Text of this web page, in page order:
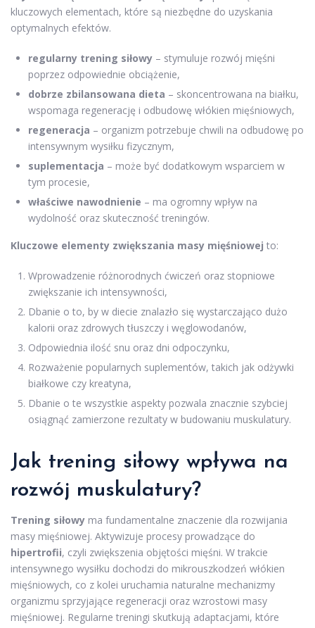
kluczowych elementach, które są niezbędne do uzyskania
optymalnych efektów.
regularny trening siłowy – stymuluje rozwój mięśni
poprzez odpowiednie obciążenie,
dobrze zbilansowana dieta – skoncentrowana na białku,
wspomaga regenerację i odbudowę włókien mięśniowych,
regeneracja – organizm potrzebuje chwili na odbudowę po
intensywnym wysiłku fizycznym,
suplementacja – może być dodatkowym wsparciem w
tym procesie,
właściwe nawodnienie – ma ogromny wpływ na
wydolność oraz skuteczność treningów.
Kluczowe elementy zwiększania masy mięśniowej to:
Wprowadzenie różnorodnych ćwiczeń oraz stopniowe
zwiększanie ich intensywności,
Dbanie o to, by w diecie znalazło się wystarczająco dużo
kalorii oraz zdrowych tłuszczy i węglowodanów,
Odpowiednia ilość snu oraz dni odpoczynku,
Rozważenie popularnych suplementów, takich jak odżywki
białkowe czy kreatyna,
Dbanie o te wszystkie aspekty pozwala znacznie szybciej
osiągnąć zamierzone rezultaty w budowaniu muskulatury.
Jak trening siłowy wpływa na
rozwój muskulatury?
Trening siłowy ma fundamentalne znaczenie dla rozwijania
masy mięśniowej. Aktywizuje procesy prowadzące do
hipertrofii, czyli zwiększenia objętości mięśni. W trakcie
intensywnego wysiłku dochodzi do mikrouszkodzeń włókien
mięśniowych, co z kolei uruchamia naturalne mechanizmy
organizmu sprzyjające regeneracji oraz wzrostowi masy
mięśniowej. Regularne treningi skutkują adaptacjami, które